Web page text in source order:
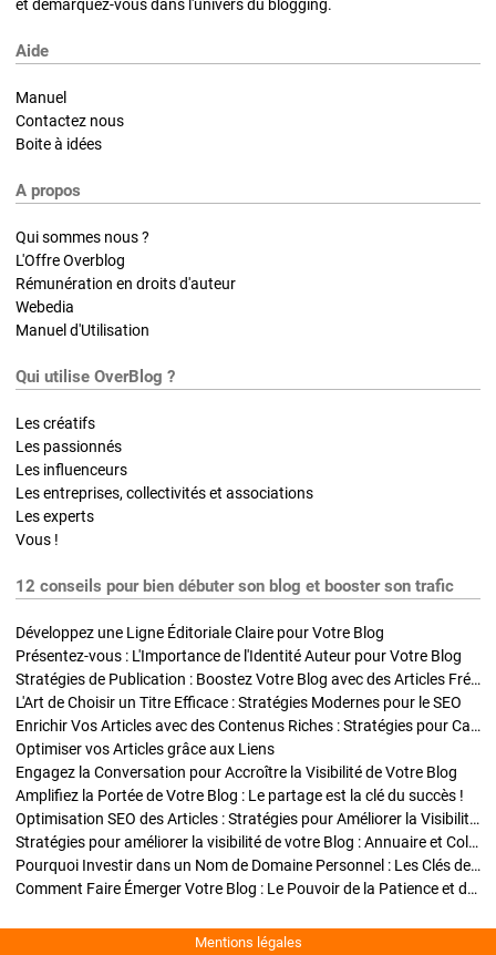
et démarquez-vous dans l'univers du blogging.
Aide
Manuel
Contactez nous
Boite à idées
A propos
Qui sommes nous ?
L'Offre Overblog
Rémunération en droits d'auteur
Webedia
Manuel d'Utilisation
Qui utilise OverBlog ?
Les créatifs
Les passionnés
Les influenceurs
Les entreprises, collectivités et associations
Les experts
Vous !
12 conseils pour bien débuter son blog et booster son trafic
Développez une Ligne Éditoriale Claire pour Votre Blog
Présentez-vous : L'Importance de l'Identité Auteur pour Votre Blog
Stratégies de Publication : Boostez Votre Blog avec des Articles Fréquents et Exclusifs
L'Art de Choisir un Titre Efficace : Stratégies Modernes pour le SEO
Enrichir Vos Articles avec des Contenus Riches : Stratégies pour Captiver et Optimiser
Optimiser vos Articles grâce aux Liens
Engagez la Conversation pour Accroître la Visibilité de Votre Blog
Amplifiez la Portée de Votre Blog : Le partage est la clé du succès !
Optimisation SEO des Articles : Stratégies pour Améliorer la Visibilité de Votre Blog
Stratégies pour améliorer la visibilité de votre Blog : Annuaire et Collaborations
Pourquoi Investir dans un Nom de Domaine Personnel : Les Clés de la Réussite de Votre Blog
Comment Faire Émerger Votre Blog : Le Pouvoir de la Patience et de la Persévérance
Mentions légales